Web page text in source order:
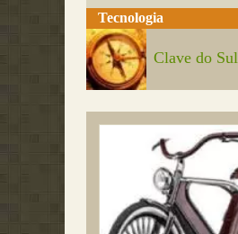
Tecnologia
Clave do Sul